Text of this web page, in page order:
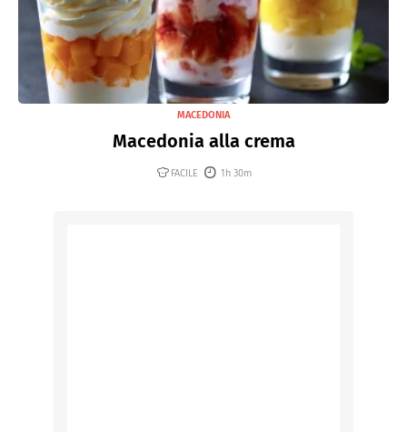
MACEDONIA
Macedonia alla crema
FACILE 1h 30m